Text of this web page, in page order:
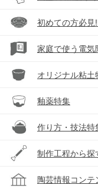
初めての方必見
家庭で使う電気
オリジナル粘土
釉薬特集
作り方・技法特
制作工程から探
陶芸情報コンテ